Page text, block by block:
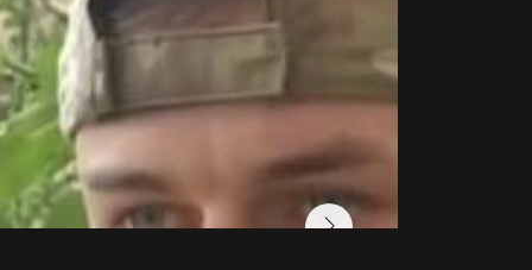
-При виконанні бойового завдання, а саме штурму
ворожих позицій в н п. Кліщіївка, від мінометного
обстрілу загинув один з найкращих штурмовиків 80
оДШБ.
На завжди в нашій пам’яті.
Герої не вмирають...
-На завжди в нашій пам’яті як сміливий, усміхнений
хлопець з дотепними жартами...